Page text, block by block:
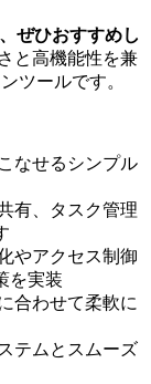
ぜひおすすめし
と高機能性を兼
ツールです。
なせるシンプル
有、タスク管理
やアクセス制御
を実装
合わせて柔軟に
テムとスムーズ